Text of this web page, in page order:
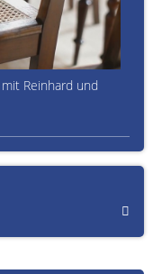
Reinhard und